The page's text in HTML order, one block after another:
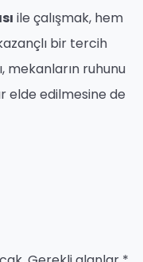
ile çalışmak, hem
bir tercih
mekanların ruhunu
elde edilmesine de